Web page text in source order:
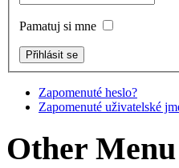
Pamatuj si mne
Zapomenuté heslo?
Zapomenuté uživatelské
Other Menu